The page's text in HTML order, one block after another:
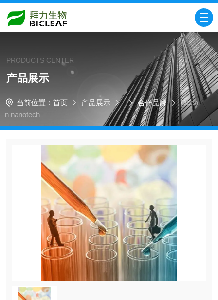
PRODUCTS CENTER
产品展示
当前位置： 首页 产品展示 合作品牌
Ocea
n nanotech